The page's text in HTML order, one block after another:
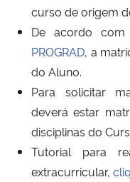
Ministério de Minas e Energia
Ministério da Ciência,
Ministério do Meio Ambiente
Ministério do Turismo
curso de origem
De acordo com
PROGRAD, a
do Aluno.
Para solicitar
deverá estar
disciplinas do
Tutorial para
extracurricular,